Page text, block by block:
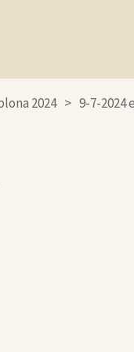
2024 9-7-2024